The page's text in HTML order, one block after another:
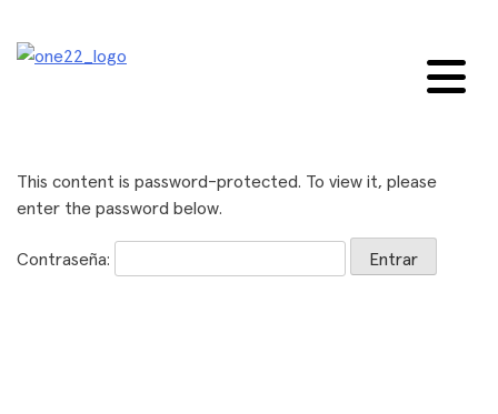
contenido
This content is password-protected. To view it, please
enter the password below.
Contraseña: